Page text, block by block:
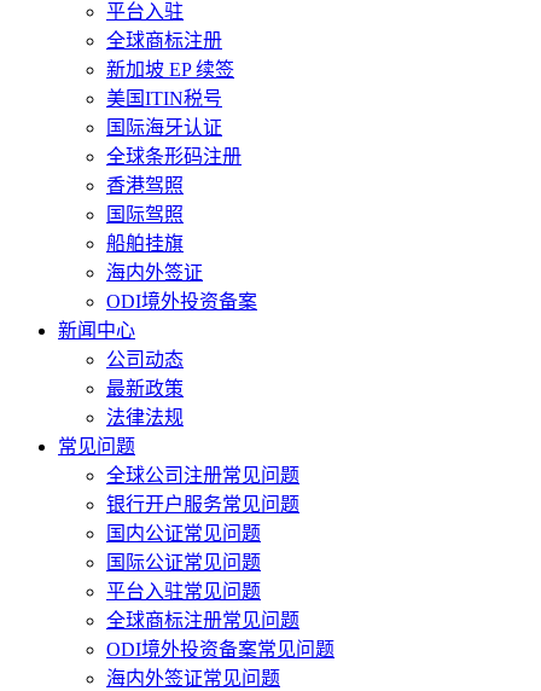
平台入驻
全球商标注册
新加坡 EP 续签
美国ITIN税号
国际海牙认证
全球条形码注册
香港驾照
国际驾照
船舶挂旗
海内外签证
ODI境外投资备案
新闻中心
公司动态
最新政策
法律法规
常见问题
全球公司注册常见问题
银行开户服务常见问题
国内公证常见问题
国际公证常见问题
平台入驻常见问题
全球商标注册常见问题
ODI境外投资备案常见问题
海内外签证常见问题